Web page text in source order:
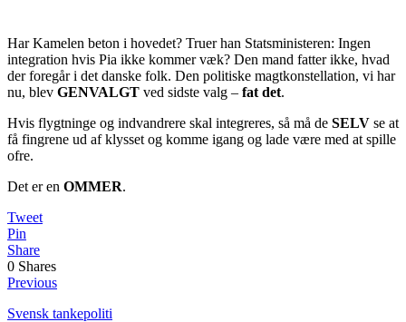
Har Kamelen beton i hovedet? Truer han Statsministeren: Ingen
integration hvis Pia ikke kommer væk? Den mand fatter ikke, hvad
der foregår i det danske folk. Den politiske magtkonstellation, vi har
nu, blev GENVALGT ved sidste valg – fat det.
Hvis flygtninge og indvandrere skal integreres, så må de SELV se at
få fingrene ud af klysset og komme igang og lade være med at spille
ofre.
Det er en OMMER.
Tweet
Pin
Share
0 Shares
Previous
Svensk tankepoliti